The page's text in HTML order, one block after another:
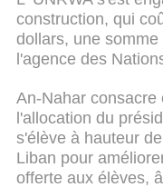
construction, qui
dollars, une
l'agence des
An-Nahar consacre
l'allocation du
s'élève à hauteur
Liban pour
offerte aux élèves,